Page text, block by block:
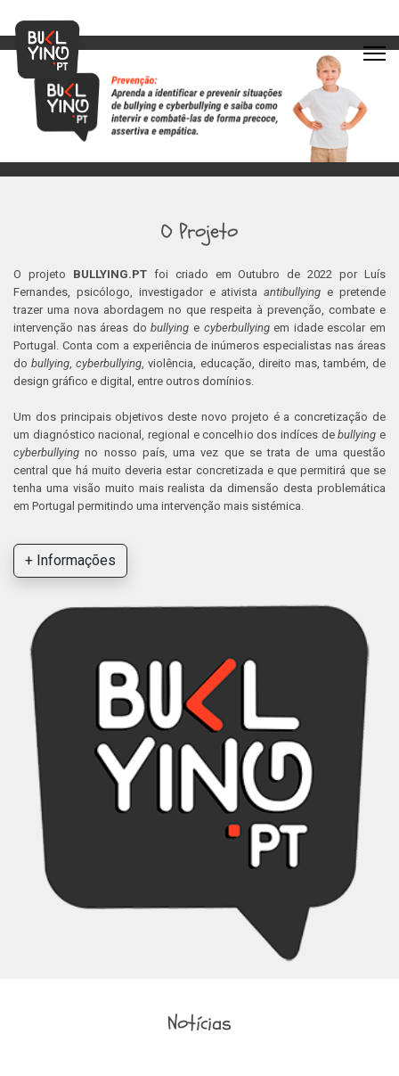
O Projeto
O projeto BULLYING.PTfoi criado em Outubro de 2022 por Luís
Fernandes, psicólogo, investigador e ativistaantibullying e pretende
trazer uma nova abordagem no que respeita à prevenção, combate e
intervenção nas áreas dobullying e cyberbullyingem idade escolar em
Portugal. Conta com a experiência de inúmeros especialistas nas áreas
dobullying,cyberbullying, violência, educação, direito mas, também, de
design gráfico e digital, entre outros domínios.
Um dos principais objetivos deste novo projeto é a concretização de
um diagnóstico nacional, regional e concelhio dos indíces debullying e
cyberbullying no nosso país, uma vez que se trata de uma questão
central que há muito deveria estar concretizada e que permitirá que se
tenha uma visão muito mais realista da dimensão desta problemática
em Portugal permitindo uma intervenção mais sistémica.
+ Informações
Notícias